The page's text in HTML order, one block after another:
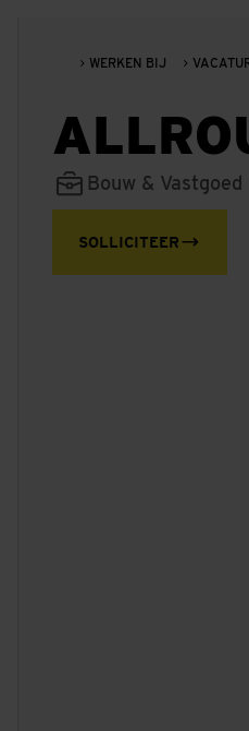
WERKEN BIJ
Bouw & Vastgoed
SOLLICITEER